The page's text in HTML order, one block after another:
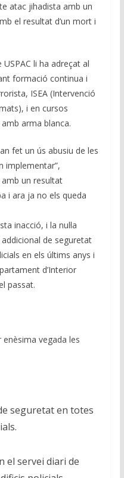
atac jihadista amb un
el resultat d’un mort i
li ha adreçat al
formació continua i
ISEA (Intervenció
i en cursos
arma blanca.
fet un ús abusiu de les
implementar”,
amb un resultat
i ara ja no els queda
inacció, i la nul·la
de seguretat
en els últims anys i
d’Interior
passat.
vegada les
seguretat en totes
el servei diari de